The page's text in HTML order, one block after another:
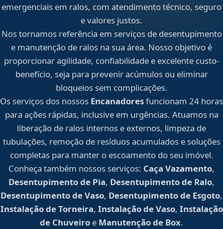
emergenciais em ralos, com atendimento técnico, seguro
e valores justos.
Nos tornamos referência em serviços de desentupimento
e manutenção de ralos na sua área. Nosso objetivo é
proporcionar agilidade, confiabilidade e excelente custo-
benefício, seja para prevenir acúmulos ou eliminar
bloqueios sem complicações.
Os serviços dos nossos Encanadoresfuncionam 24 horas
para ações rápidas, inclusive em urgências. Atuamos na
liberação de ralos internos e externos, limpeza de
tubulações, remoção de resíduos acumulados e soluções
completas para manter o escoamento do seu imóvel.
Conheça também nossos serviços: Caça Vazamento,
Desentupimento de Pia, Desentupimento de Ralo,
Desentupimento de Vaso, Desentupimento de Esgoto,
Instalação de Torneira, Instalação de Vaso, Instalação
de Chuveiro e Manutenção de Box.